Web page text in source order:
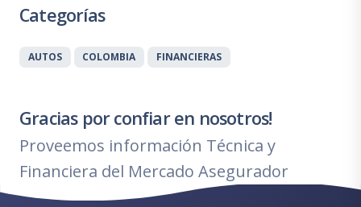
Categorías
AUTOS COLOMBIA FINANCIERAS
Gracias por confiar en nosotros!
Proveemos información Técnica y
Financiera del Mercado Asegurador